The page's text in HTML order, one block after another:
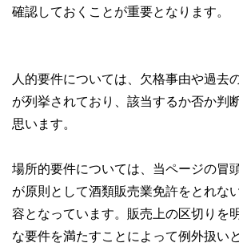
確認しておくことが重要となります。
人的要件については、欠格事由や過去
が列挙されており、該当するか否か判
思います。
場所的要件については、当ページの冒
が原則として酒類販売業免許をとれな
容となっています。販売上の区切りを
な要件を満たすことによって例外扱い